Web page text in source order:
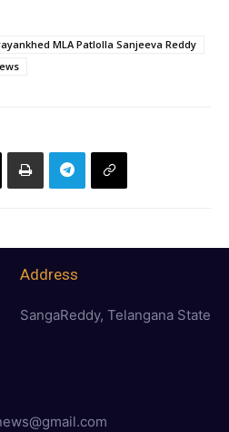
MLA Patlolla Sanjeeva Reddy
Address
SangaReddy, Telangana State